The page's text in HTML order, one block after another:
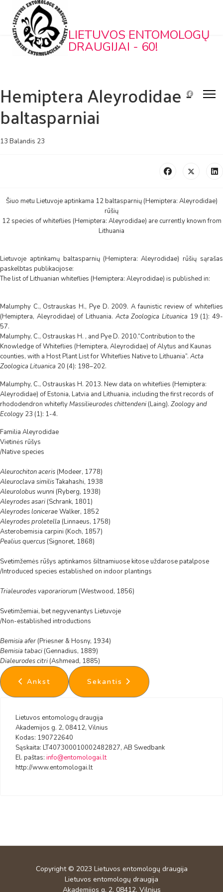
LIETUVOS ENTOMOLOGŲ
DRAUGIJAI - 60!
Hemiptera Aleyrodidae -
baltasparniai
13 Balandis 23
Šiuo metu Lietuvoje aptinkama 12 baltasparnių (Hemiptera: Aleyrodidae)
rūšių
12 species of whiteflies (Hemiptera: Aleyrodidae) are currently known from
Lithuania
Lietuvoje aptinkamų baltasparnių (Hemiptera: Aleyrodidae) rūšių sąrašas
paskelbtas publikacijose:
The list of Lithuanian whiteflies (Hemiptera: Aleyrodidae) is published in:
Malumphy C., Ostrauskas H., Pye D. 2009. A faunistic review of whiteflies
(Hemiptera, Aleyrodidae) of Lithuania. Acta Zoologica Lituanica 19 (1): 49-
57.
Malumphy, C., Ostrauskas H. , and Pye D. 2010.“Contribution to the
Knowledge of Whiteflies (Hemiptera, Aleyrodidae) of Alytus and Kaunas
counties, with a Host Plant List for Whiteflies Native to Lithuania”. Acta
Zoologica Lituanica 20 (4): 198–202.
Malumphy, C., Ostrauskas H. 2013. New data on whiteflies (Hemiptera:
Aleyrodidae) of Estonia, Latvia and Lithuania, including the first records of
rhododendron whiteflyMassilieurodes chittendeni (Laing). Zoology and
Ecology 23 (1): 1-4.
Familia Aleyrodidae
Vietinės rūšys
/Native species
Aleurochiton aceris (Modeer, 1778)
Aleuroclava similisTakahashi, 1938
Aleurolobus wunni (Ryberg, 1938)
Aleyrodes asari (Schrank, 1801)
Aleyrodes loniceraeWalker, 1852
Aleyrodes proletella (Linnaeus, 1758)
Asterobemisia carpini (Koch, 1857)
Pealius quercus (Signoret, 1868)
Svetimžemės rūšys aptinkamos šiltnamiuose kitose uždarose patalpose
/Introduced species established on indoor plantings
Trialeurodes vaporariorum (Westwood, 1856)
Svetimžemiai, bet negyvenantys Lietuvoje
/Non-established introductions
Bemisia afer (Priesner & Hosny, 1934)
Bemisia tabaci (Gennadius, 1889)
Dialeurodes citri (Ashmead, 1885)
Ankstesnis straipsnis: Thysanoptera
Ankst Kitas straipsnis: Hemiptera
Sekantis
Lietuvos entomologų draugija
Akademijos g. 2, 08412, Vilnius
Kodas: 190722640
Sąskaita: LT407300010002482827, AB Swedbank
El. paštas: info@entomologai.lt
http://www.entomologai.lt
Copyright © 2023 Lietuvos entomologų draugija
Lietuvos entomologų draugija
Akademijos g. 2, 08412, Vilnius